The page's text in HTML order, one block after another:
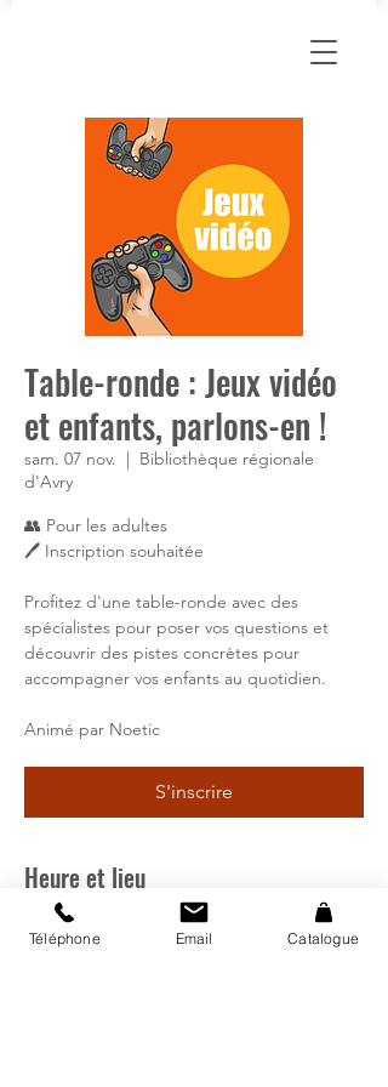
Table-ronde : Jeux vidéo
et enfants, parlons-en !
sam. 07 nov.
  |
Bibliothèque régionale
d'Avry
👥 Pour les adultes
🖊 Inscription souhaitée
Profitez d'une table-ronde avec des
spécialistes pour poser vos questions et
découvrir des pistes concrètes pour
accompagner vos enfants au quotidien.
Animé par Noetic
S'inscrire
Heure et lieu
07 nov. 2026, 09:00 – 11:00
Bibliothèque régionale d'Avry, Rte de
Téléphone Email Catalogue